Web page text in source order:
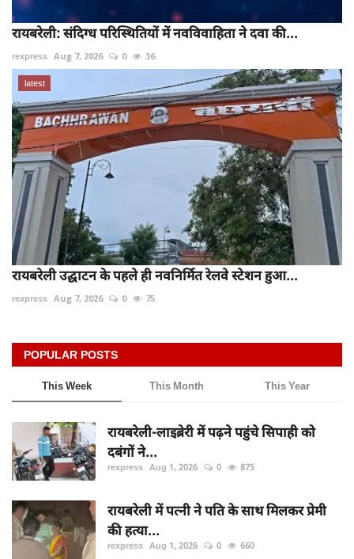
रायबरेली: संदिग्ध परिस्थितियों में नवविवाहिता ने दवा की...
rexpress Aug 7, 2026 0 36
latest
रायबरेली उद्घाटन के पहले ही नवनिर्मित रेलवे स्टेशन हुआ...
rexpress Aug 7, 2026 0 75
POPULAR POSTS
This Week This Month This Year
रायबरेली-लाइब्रेरी में पढ़ने पहुंचे सिपाही को
दबंगों ने...
rexpress Aug 1, 2026 0 875
रायबरेली में पत्नी ने पति के साथ मिलकर प्रेमी
की हत्या...
rexpress Aug 1, 2026 0 660